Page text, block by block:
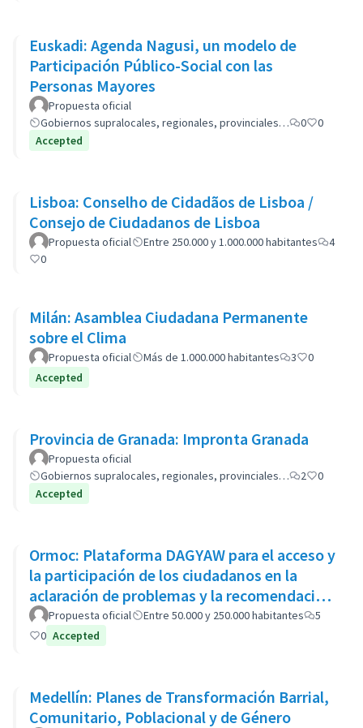
Euskadi: Agenda Nagusi, un modelo de
Participación Público-Social con las
Personas Mayores
Propuesta oficial
Gobiernos supralocales, regionales, provinciales…
0
0
Accepted
Lisboa: Conselho de Cidadãos de Lisboa /
Consejo de Ciudadanos de Lisboa
Propuesta oficial Entre 250.000 y 1.000.000 habitantes
4
0
Milán: Asamblea Ciudadana Permanente
sobre el Clima
Propuesta oficial Más de 1.000.000 habitantes 3
0
Accepted
Provincia de Granada: Impronta Granada
Propuesta oficial
Gobiernos supralocales, regionales, provinciales…
2
0
Accepted
Ormoc: Plataforma DAGYAW para el acceso y
la participación de los ciudadanos en la
aclaración de problemas y la recomendación
de opciones políticas
Propuesta oficial Entre 50.000 y 250.000 habitantes
5
0 Accepted
Medellín: Planes de Transformación Barrial,
Comunitario, Poblacional y de Género